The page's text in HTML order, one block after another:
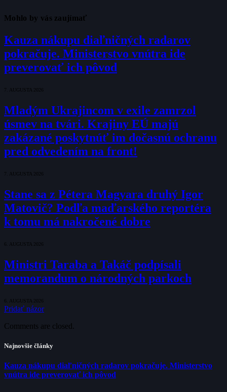
Mohlo by vás zaujímať
Kauza nákupu diaľničných radarov
pokračuje. Ministerstvo vnútra ide
preverovať ich pôvod
7. AUGUSTA 2026
Mladým Ukrajincom v exile zamrzol
úsmev na tvári. Krajiny EÚ majú
zakázané poskytnúť im dočasnú ochranu
pred odvedením na front!
7. AUGUSTA 2026
Stane sa z Pétera Magyara druhý Igor
Matovič? Podľa maďarského reportéra
k tomu má nakročené dobre
6. AUGUSTA 2026
Ministri Taraba a Takáč podpísali
memorandum o národných parkoch
6. AUGUSTA 2026
Pridať názor
Comments are closed.
Najnovšie články
Kauza nákupu diaľničných radarov pokračuje. Ministerstvo
vnútra ide preverovať ich pôvod